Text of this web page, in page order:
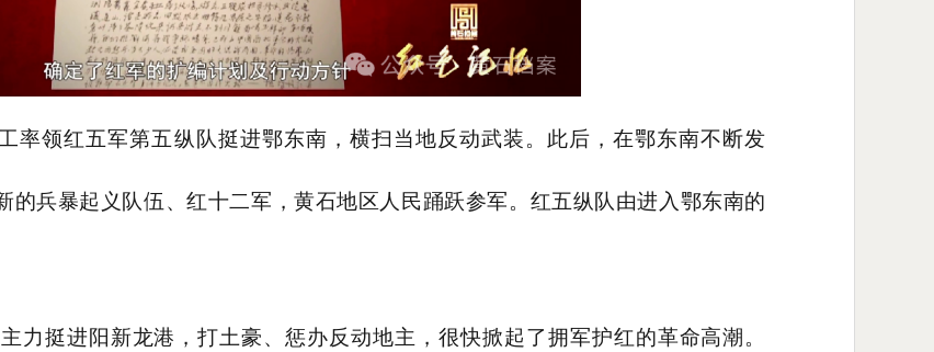
率领红五军第五纵队挺进鄂东南，横扫当地反动武装。此后，在鄂东南不断发
的兵暴起义队伍、红十二军，黄石地区人民踊跃参军。红五纵队由进入鄂东南的
力挺进阳新龙港，打土豪、惩办反动地主，很快掀起了拥军护红的革命高潮。